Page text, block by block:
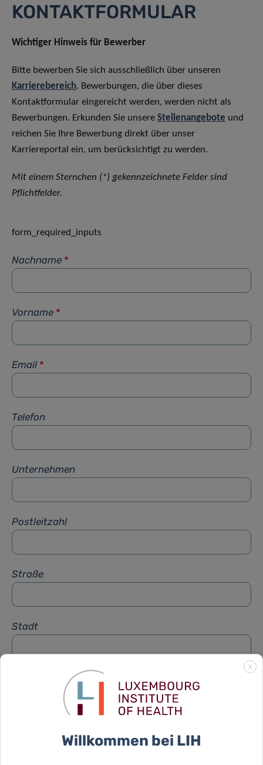
KONTAKTFORMULAR
Wichtiger Hinweis für Bewerber
Bitte bewerben Sie sich ausschließlich über unseren
Karrierebereich. Bewerbungen, die über dieses
Kontaktformular eingereicht werden, werden nicht als
Bewerbungen. Erkunden Sie unsere Stellenangebote und
reichen Sie Ihre Bewerbung direkt über unser
Karriereportal ein, um berücksichtigt zu werden.
Mit einem Sternchen (*) gekennzeichnete Felder sind
Pflichtfelder.
form_required_inputs
Nachname *
Vorname *
Email *
Telefon
Unternehmen
Postleitzahl
Straße
Stadt
X
Willkommen bei LIH